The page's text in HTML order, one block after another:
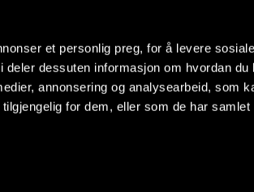
et personlig preg, for å levere sosiale
dessuten informasjon om hvordan du
annonsering og analysearbeid, som
for dem, eller som de har samlet